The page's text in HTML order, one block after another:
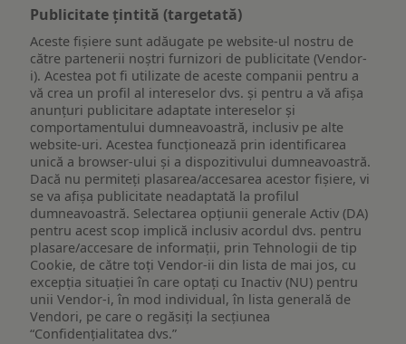
Publicitate țintită (targetată)
Aceste fișiere sunt adăugate pe website-ul nostru de
către partenerii noștri furnizori de publicitate (Vendor-
i). Acestea pot fi utilizate de aceste companii pentru a
vă crea un profil al intereselor dvs. și pentru a vă afișa
anunțuri publicitare adaptate intereselor și
comportamentului dumneavoastră, inclusiv pe alte
website-uri. Acestea funcționează prin identificarea
unică a browser-ului și a dispozitivului dumneavoastră.
Dacă nu permiteți plasarea/accesarea acestor fișiere, vi
se va afișa publicitate neadaptată la profilul
dumneavoastră. Selectarea opțiunii generale Activ (DA)
pentru acest scop implică inclusiv acordul dvs. pentru
plasare/accesare de informații, prin Tehnologii de tip
Cookie, de către toți Vendor-ii din lista de mai jos, cu
excepția situației în care optați cu Inactiv (NU) pentru
unii Vendor-i, în mod individual, în lista generală de
Vendori, pe care o regăsiți la secțiunea
“Confidențialitatea dvs.”